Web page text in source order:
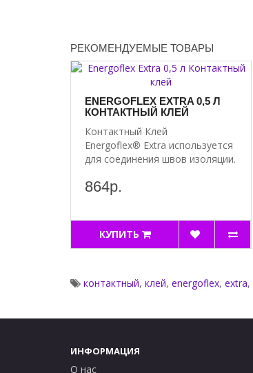
РЕКОМЕНДУЕМЫЕ ТОВАРЫ
ENERGOFLEX EXTRA 0,5 Л
КОНТАКТНЫЙ КЛЕЙ
Контактный Клей
Energoflex® Extra используется
для соединения швов изоляции.
864р.
КУПИТЬ
контактный, клей, energoflex, extra,
ИНФОРМАЦИЯ
О нас